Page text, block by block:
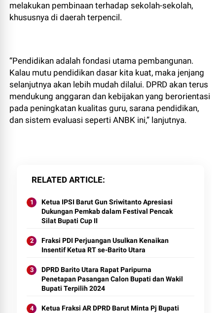
melakukan pembinaan terhadap sekolah-sekolah,
khususnya di daerah terpencil.
“Pendidikan adalah fondasi utama pembangunan.
Kalau mutu pendidikan dasar kita kuat, maka jenjang
selanjutnya akan lebih mudah dilalui. DPRD akan terus
mendukung anggaran dan kebijakan yang berorientasi
pada peningkatan kualitas guru, sarana pendidikan,
dan sistem evaluasi seperti ANBK ini,” lanjutnya.
RELATED ARTICLE
Ketua IPSI Barut Gun Sriwitanto Apresiasi
Dukungan Pemkab dalam Festival Pencak
Silat Bupati Cup II
Fraksi PDI Perjuangan Usulkan Kenaikan
Insentif Ketua RT se-Barito Utara
DPRD Barito Utara Rapat Paripurna
Penetapan Pasangan Calon Bupati dan Wakil
Bupati Terpilih 2024
Ketua Fraksi AR DPRD Barut Minta Pj Bupati